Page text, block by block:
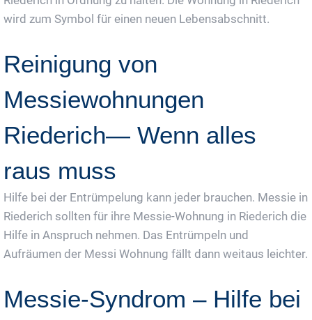
wird zum Symbol für einen neuen Lebensabschnitt.
Reinigung von
Messiewohnungen
Riederich— Wenn alles
raus muss
Hilfe bei der Entrümpelung kann jeder brauchen. Messie in
Riederich sollten für ihre Messie-Wohnung in Riederich die
Hilfe in Anspruch nehmen. Das Entrümpeln und
Aufräumen der Messi Wohnung fällt dann weitaus leichter.
Messie-Syndrom – Hilfe bei